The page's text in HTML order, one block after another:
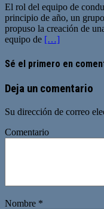
El rol del equipo de
principio de año, un
propuso la creación de
equipo de […]
Sé el primero en
Deja un comentario
Su dirección de correo
Comentario
Nombre *